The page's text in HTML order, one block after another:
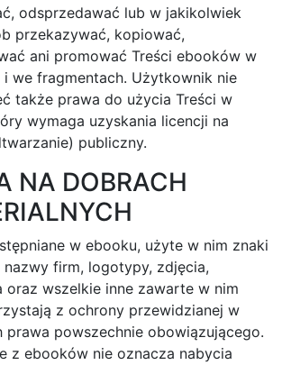
odsprzedawać lub w jakikolwiek
przekazywać, kopiować,
ani promować Treści ebooków w
i we fragmentach. Użytkownik nie
także prawa do użycia Treści w
wymaga uzyskania licencji na
publiczny.
NA DOBRACH
w ebooku, użyte w nim znaki
firm, logotypy, zdjęcia,
oraz wszelkie inne zawarte w nim
z ochrony przewidzianej w
prawa powszechnie obowiązującego.
z ebooków nie oznacza nabycia